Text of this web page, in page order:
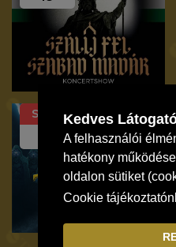
Kedves
A felhasználói
hatékony
oldalon sütiket
Cookie
SZEP.